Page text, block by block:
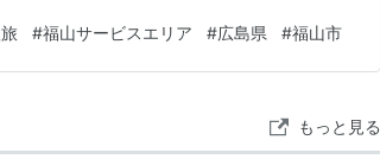
地蔵尊」。 ● 田辺市の「道の駅ふるさとセ
館」…
#福山サービスエリア #広島県 #福山市
もっと見る